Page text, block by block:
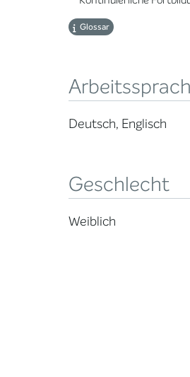
Glossar
Deutsch, Englisch
Geschlecht
Weiblich